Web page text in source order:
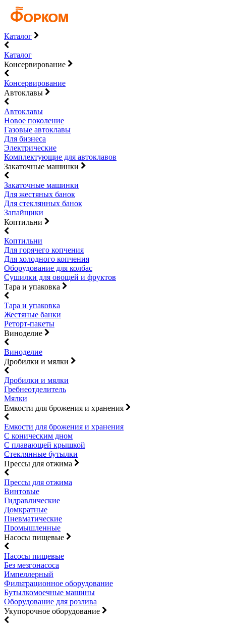
Каталог
Каталог
Консервирование
Консервирование
Автоклавы
Автоклавы
Новое поколение
Газовые автоклавы
Для бизнеса
Электрические
Комплектующие для автоклавов
Закаточные машинки
Закаточные машинки
Для жестяных банок
Для стеклянных банок
Запайщики
Коптильни
Коптильни
Для горячего копчения
Для холодного копчения
Оборудование для колбас
Сушилки для овощей и фруктов
Тара и упаковка
Тара и упаковка
Жестяные банки
Реторт-пакеты
Виноделие
Виноделие
Дробилки и мялки
Дробилки и мялки
Гребнеотделитель
Мялки
Емкости для брожения и хранения
Емкости для брожения и хранения
С коническим дном
С плавающей крышкой
Стеклянные бутылки
Прессы для отжима
Прессы для отжима
Винтовые
Гидравлические
Домкратные
Пневматические
Промышленные
Насосы пищевые
Насосы пищевые
Без мезгонасоса
Импеллерный
Фильтрационное оборудование
Бутылкомоечные машины
Оборудование для розлива
Укупорочное оборудование